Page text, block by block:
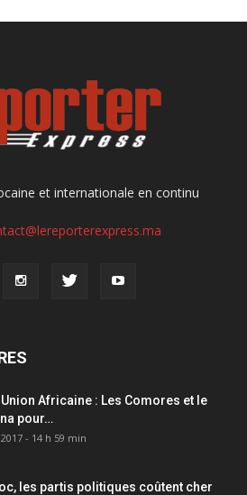
et internationale en continu
Africaine : Les Comores et le
pour…
- 14 h 59 min
les partis politiques coûtent cher